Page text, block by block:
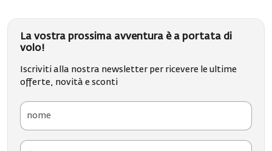
La vostra prossima avventura è a portata di
volo!
Iscriviti alla nostra newsletter per ricevere le ultime
offerte, novità e sconti